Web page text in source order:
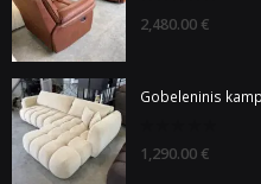
out
2,480.00 €
Gobeleninis
0
out
1,290.00 €